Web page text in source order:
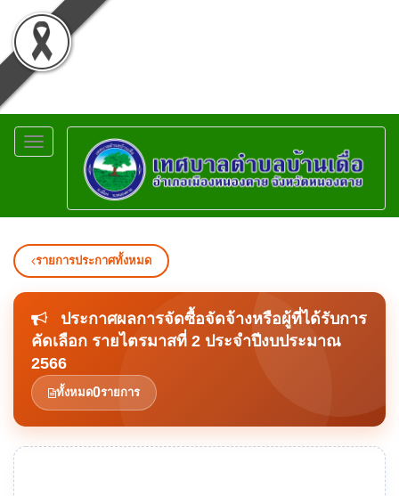
Toggle
navigation
รายการประกาศทั้งหมด
ประกาศผลการจัดซื้อจัดจ้างหรือผู้ที่ได้รับการ
คัดเลือก รายไตรมาสที่ 2 ประจำปีงบประมาณ
2566
ทั้งหมด0รายการ